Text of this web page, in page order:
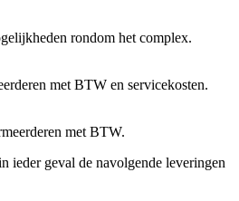
rondom het complex.
met BTW en servicekosten.
met BTW.
ieder geval de navolgende leveringen